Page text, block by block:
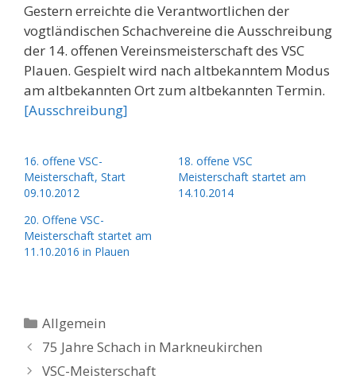
Gestern erreichte die Verantwortlichen der
vogtländischen Schachvereine die Ausschreibung
der 14. offenen Vereinsmeisterschaft des VSC
Plauen. Gespielt wird nach altbekanntem Modus
am altbekannten Ort zum altbekannten Termin.
[Ausschreibung]
16. offene VSC-
Meisterschaft, Start
09.10.2012
18. offene VSC
Meisterschaft startet am
14.10.2014
20. Offene VSC-
Meisterschaft startet am
11.10.2016 in Plauen
Kategorien
Allgemein
75 Jahre Schach in Markneukirchen
VSC-Meisterschaft